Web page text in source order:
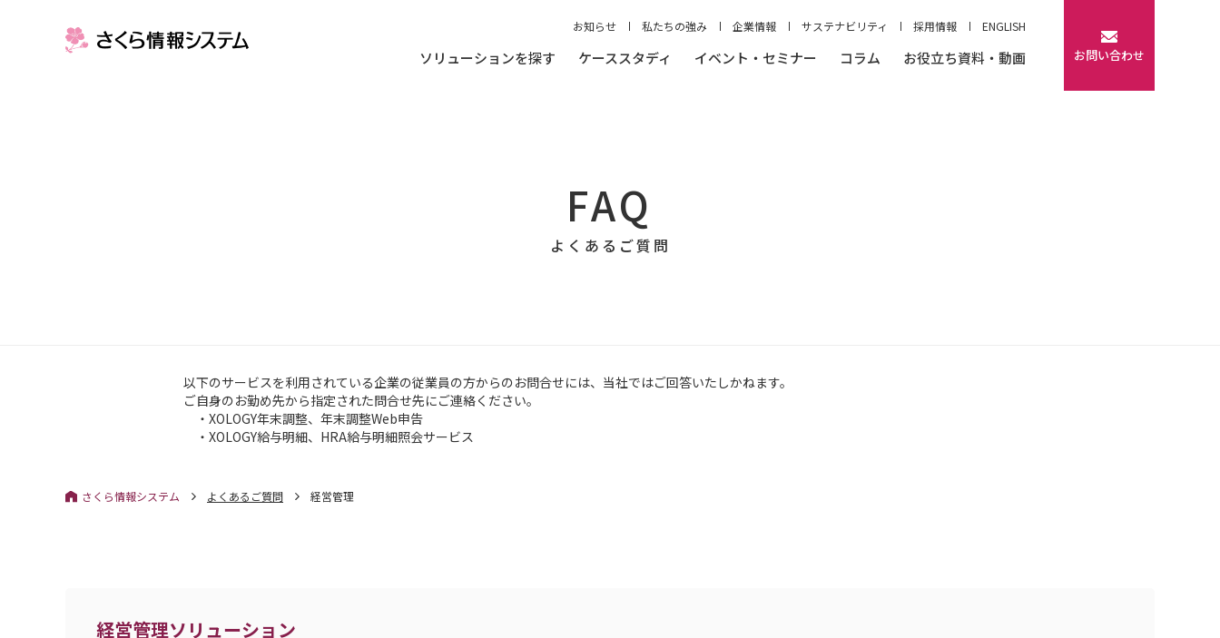
ソリューションを探す ケーススタディ イベント・セミナー コラム お役立ち資料・動画
お知らせ 私たちの強み 企業情報 サステナビリティ 採用情報 ENGLISH
お問い合わせ
FAQ
よくあるご質問
以下のサービスを利用されている企業の従業員の方からのお問合せには、当社ではご回答いたしかねます。
ご自身のお勤め先から指定された問合せ先にご連絡ください。
・XOLOGY年末調整、年末調整Web申告
・XOLOGY給与明細、HRA給与明細照会サービス
さくら情報システム よくあるご質問 経営管理
経営管理ソリューション